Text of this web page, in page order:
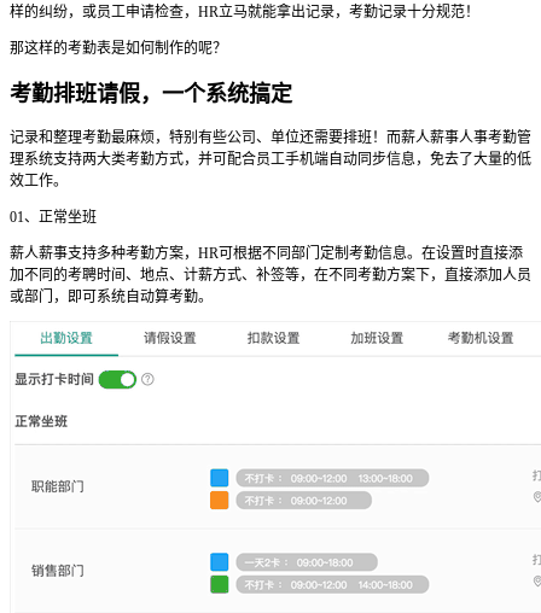
样的纠纷，或员工申请检查，HR立马就能拿出记录，考勤记录十分规范！
那这样的考勤表是如何制作的呢？
考勤排班请假，一个系统搞定
记录和整理考勤最麻烦，特别有些公司、单位还需要排班！而薪人薪事人事考勤管
理系统支持两大类考勤方式，并可配合员工手机端自动同步信息，免去了大量的低
效工作。
01、正常坐班
薪人薪事支持多种考勤方案，HR可根据不同部门定制考勤信息。在设置时直接添
加不同的考聘时间、地点、计薪方式、补签等，在不同考勤方案下，直接添加人员
或部门，即可系统自动算考勤。